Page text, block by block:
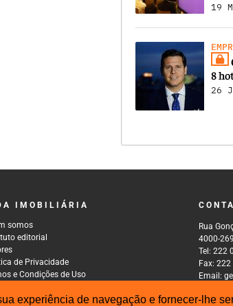
experiência de navegação e fornecer-lhe
19
8
26
IMOBILIÁRIA
somos
editorial
de Privacidade
e Condições de Uso
Rua
4000-
Tel: 222
Fax:
Email: